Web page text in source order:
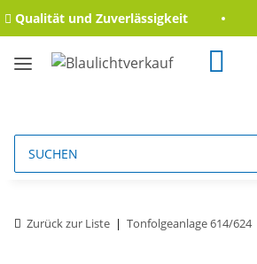
Qualität und Zuverlässigkeit
Zurück zur Liste Tonfolgeanlage 614/624